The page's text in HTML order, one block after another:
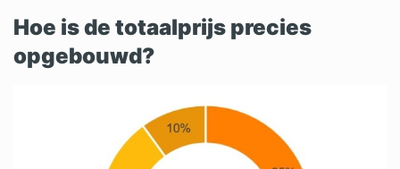
Hoe is de totaalprijs precies
opgebouwd?